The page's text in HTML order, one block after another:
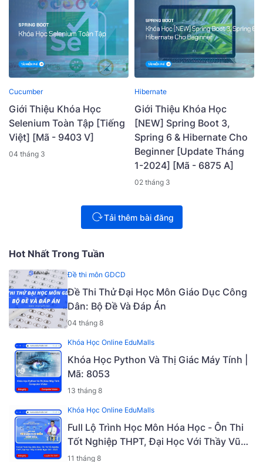
Cucumber
Giới Thiệu Khóa Học
Selenium Toàn Tập [Tiếng
Việt] [Mã - 9403 V]
04 tháng 3
Hibernate
Giới Thiệu Khóa Học
[NEW] Spring Boot 3,
Spring 6 & Hibernate Cho
Beginner [Update Tháng
1-2024] [Mã - 6875 A]
02 tháng 3
Tải thêm bài đăng
Hot Nhất Trong Tuần
Đề thi môn GDCD
Đề Thi Thử Đại Học Môn Giáo Dục Công
Dân: Bộ Đề Và Đáp Án
04 tháng 8
Khóa Học Online EduMalls
Khóa Học Python Và Thị Giác Máy Tính |
Mã: 8053
13 tháng 8
Khóa Học Online EduMalls
Full Lộ Trình Học Môn Hóa Học - Ôn Thi
Tốt Nghiệp THPT, Đại Học Với Thầy Vũ
Khắc Ngọc 2K5 - 2023 | Mã: 9009
11 tháng 8